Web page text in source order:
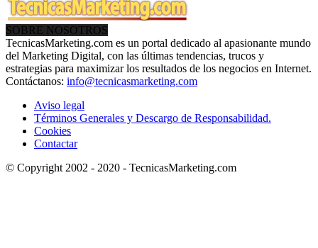
SOBRE NOSOTROS
TecnicasMarketing.com es un portal dedicado al apasionante mundo
del Marketing Digital, con las últimas tendencias, trucos y
estrategias para maximizar los resultados de los negocios en Internet.
Contáctanos: info@tecnicasmarketing.com
Aviso legal
Términos Generales y Descargo de Responsabilidad.
Cookies
Contactar
© Copyright 2002 - 2020 - TecnicasMarketing.com